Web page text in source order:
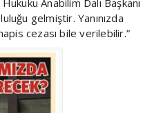
Anabilim Dalı Başkanı
gelmiştir. Yanınızda
cezası bile verilebilir.”